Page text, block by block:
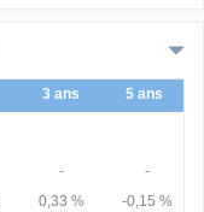
-
3 ans 5 ans
-
-
0,33 %
-0,15 %